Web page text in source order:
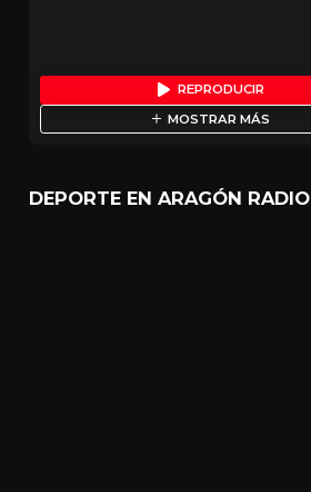
REPRODUCIR
MOSTRAR MÁS
DEPORTE EN ARAGÓN RADIO